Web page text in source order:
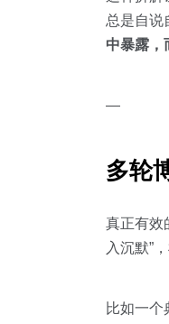
总是自说
中暴露，
—
多轮
真正有效
入沉默”
比如一个